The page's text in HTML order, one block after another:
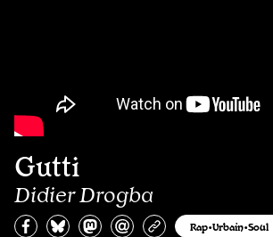
Gutti
Didier Drogba
Partagez sur Facebook
Partager sur Bluesky
Partager sur Mastodon
Partagez par e-mail
Copiez l’url
Rap•Urbain•Soul